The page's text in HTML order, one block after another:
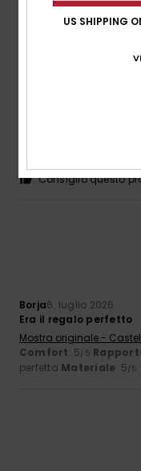
Consiglio questo
Borja6. luglio 2026
Era il regalo perfetto
Mostra originale -
Comfort: 5/5
perfetta Materiale: 5/5
US SHIPPING